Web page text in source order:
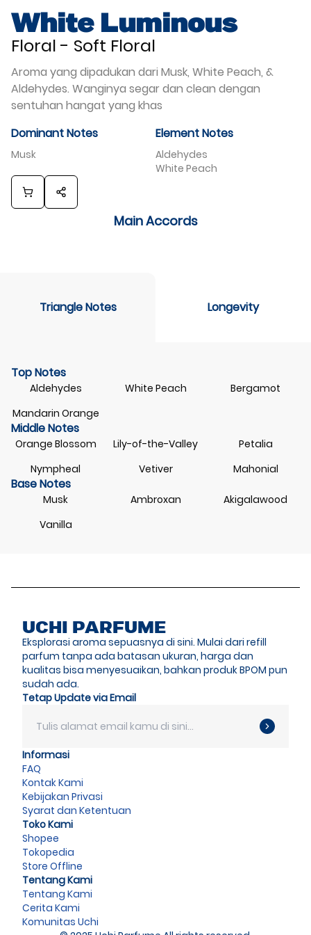
White Luminous
Floral - Soft Floral
Aroma yang dipadukan dari Musk, White Peach, &
Aldehydes. Wanginya segar dan clean dengan
sentuhan hangat yang khas
Dominant Notes
Musk
Element Notes
Aldehydes
White Peach
Main Accords
Triangle Notes Longevity
Top Notes
Aldehydes White Peach
Bergamot
Mandarin Orange
Middle Notes
Orange Blossom Lily-of-the-Valley
Petalia
Nympheal
Vetiver Mahonial
Base Notes
Musk Ambroxan
Akigalawood
Vanilla
UCHI PARFUME
Eksplorasi aroma sepuasnya di sini. Mulai dari refill
parfum tanpa ada batasan ukuran, harga dan
kualitas bisa menyesuaikan, bahkan produk BPOM pun
sudah ada.
Tetap Update via Email
Informasi
FAQ
Kontak Kami
Kebijakan Privasi
Syarat dan Ketentuan
Toko Kami
Shopee
Tokopedia
Store Offline
Tentang Kami
Tentang Kami
Cerita Kami
Komunitas Uchi